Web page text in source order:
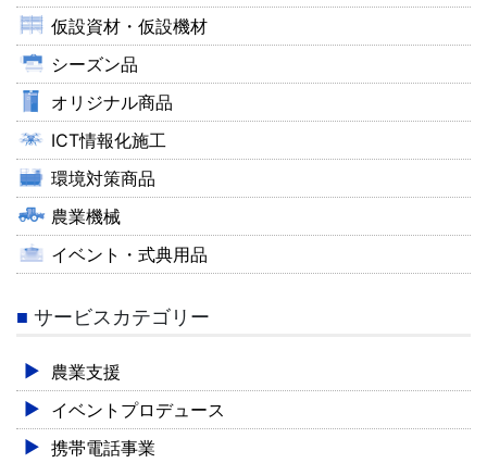
仮設資材・仮設機材
シーズン品
オリジナル商品
ICT情報化施工
環境対策商品
農業機械
イベント・式典用品
サービスカテゴリー
農業支援
イベントプロデュース
携帯電話事業